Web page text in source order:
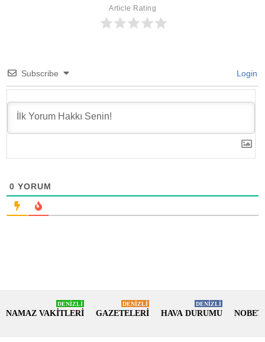
Article Rating
Subscribe Login
0 YORUM
NAMAZ VAKİTLERİ
DENİZLİ
GAZETELERİ
DENİZLİ
HAVA DURUMU
DENİZLİ